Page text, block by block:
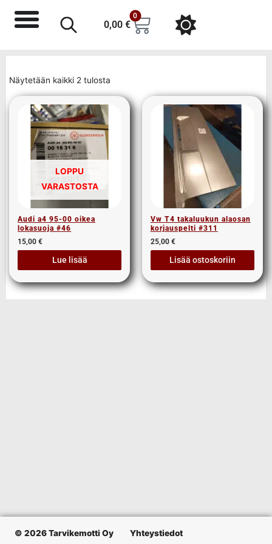
0,00 €
0
Näytetään kaikki 2 tulosta
LOPPU
VARASTOSTA
Audi a4 95-00 oikea
lokasuoja #46
15,00€
Lue lisää
Vw T4 takaluukun alaosan
korjauspelti #311
25,00 €
Lisää ostoskoriin
© 2026 Tarvikemotti Oy Yhteystiedot